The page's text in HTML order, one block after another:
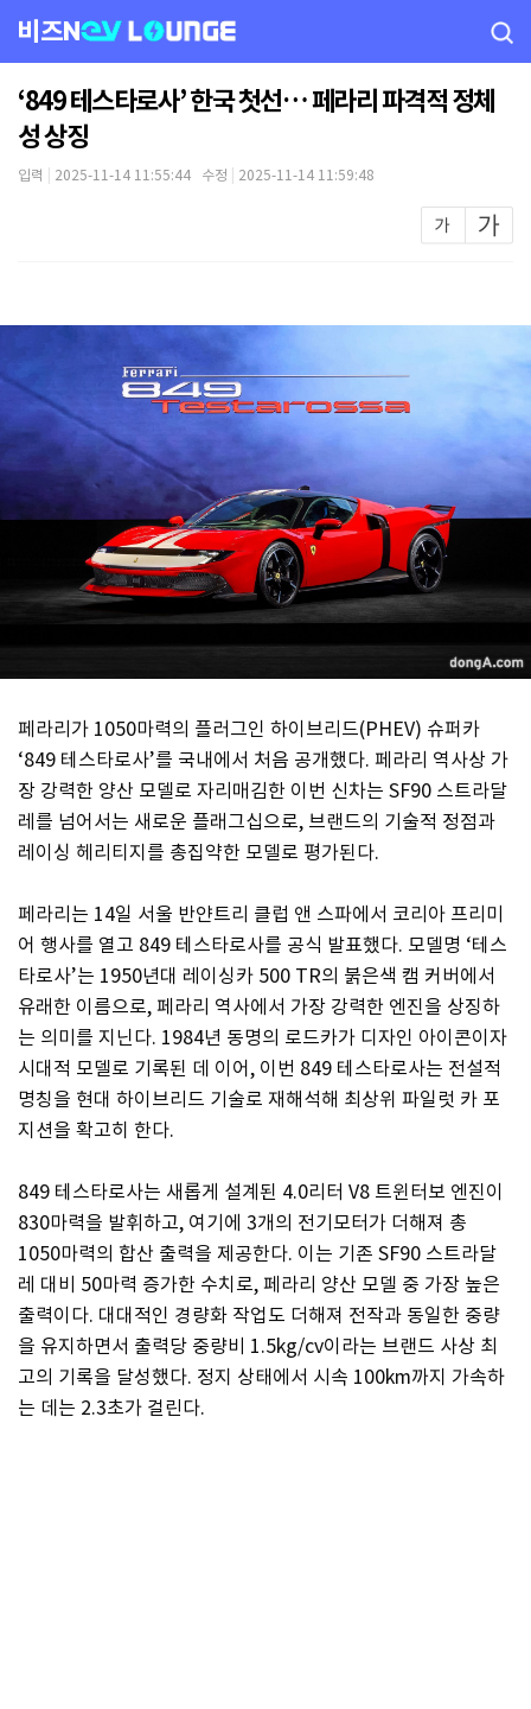
비즈N
‘849 테스타로사’ 한국 첫선… 페라리 파격적 정체
성 상징
입력 2025-11-14 11:55:44 수정 2025-11-14 11:59:48
페라리가 1050마력의 플러그인 하이브리드(PHEV) 슈퍼카
‘849 테스타로사’를 국내에서 처음 공개했다. 페라리 역사상 가
장 강력한 양산 모델로 자리매김한 이번 신차는 SF90 스트라달
레를 넘어서는 새로운 플래그십으로, 브랜드의 기술적 정점과
레이싱 헤리티지를 총집약한 모델로 평가된다.
페라리는 14일 서울 반얀트리 클럽 앤 스파에서 코리아 프리미
어 행사를 열고 849 테스타로사를 공식 발표했다. 모델명 ‘테스
타로사’는 1950년대 레이싱카 500 TR의 붉은색 캠 커버에서
유래한 이름으로, 페라리 역사에서 가장 강력한 엔진을 상징하
는 의미를 지닌다. 1984년 동명의 로드카가 디자인 아이콘이자
시대적 모델로 기록된 데 이어, 이번 849 테스타로사는 전설적
명칭을 현대 하이브리드 기술로 재해석해 최상위 파일럿 카 포
지션을 확고히 한다.
849 테스타로사는 새롭게 설계된 4.0리터 V8 트윈터보 엔진이
830마력을 발휘하고, 여기에 3개의 전기모터가 더해져 총
1050마력의 합산 출력을 제공한다. 이는 기존 SF90 스트라달
레 대비 50마력 증가한 수치로, 페라리 양산 모델 중 가장 높은
출력이다. 대대적인 경량화 작업도 더해져 전작과 동일한 중량
을 유지하면서 출력당 중량비 1.5kg/cv이라는 브랜드 사상 최
고의 기록을 달성했다. 정지 상태에서 시속 100km까지 가속하
는 데는 2.3초가 걸린다.